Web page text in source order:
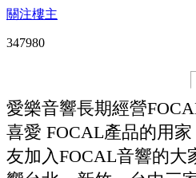
關注樓主
347980
愛樂音響長期經營
喜愛 FOCAL產品的用
友加入FOCAL音響的大